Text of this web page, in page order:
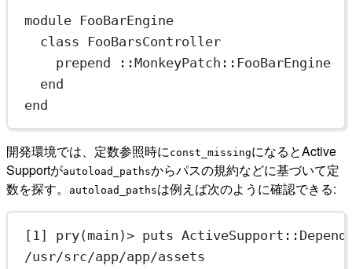
module FooBarEngine
class
FooBarsController
prepend ::MonkeyPatch :: FooBarEngine
end
end
開発環境では、定数参照時にconst_missingになるとActive
Supportがautoload_pathsからパスの規約などに基づいて定
数を探す。
autoload_pathsは例えば次のように確認できる:
[1] pry(main)> puts
/usr/src/app/app/assets